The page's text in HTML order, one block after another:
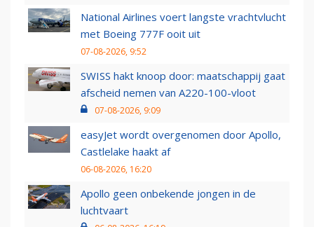
National Airlines voert langste vrachtvlucht
met Boeing 777F ooit uit
07-08-2026, 9:52
SWISS hakt knoop door: maatschappij gaat
afscheid nemen van A220-100-vloot
07-08-2026, 9:09
easyJet wordt overgenomen door Apollo,
Castlelake haakt af
06-08-2026, 16:20
Apollo geen onbekende jongen in de
luchtvaart